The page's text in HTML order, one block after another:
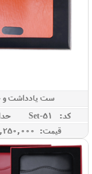
ست یادداشت و
کد: Set-51
قیمت: 6,250,000 ريال